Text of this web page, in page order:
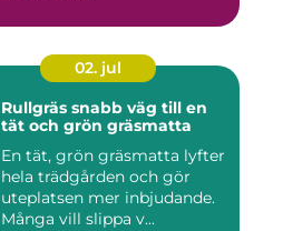
02. jul
Rullgräs snabb väg till en
tät och grön gräsmatta
En tät, grön gräsmatta lyfter
hela trädgården och gör
uteplatsen mer inbjudande.
Många vill slippa v...